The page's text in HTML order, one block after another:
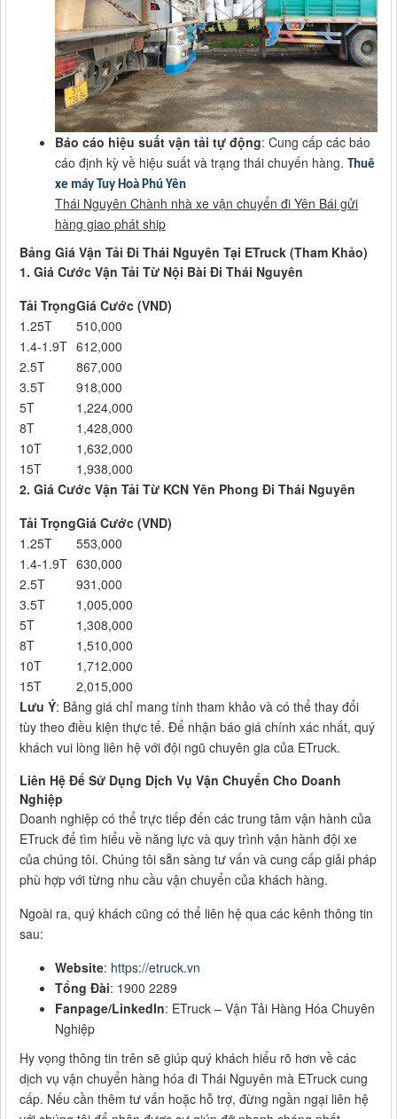
Báo cáo hiệu suất vận tải tự động: Cung cấp các báo
cáo định kỳ về hiệu suất và trạng thái chuyến hàng. Thuê
xe máy Tuy Hoà Phú Yên
Thái Nguyên Chành nhà xe vận chuyển đi Yên Bái gửi
hàng giao phát ship
Bảng Giá Vận Tải Đi Thái Nguyên Tại ETruck (Tham Khảo)
1. Giá Cước Vận Tải Từ Nội Bài Đi Thái Nguyên
Tải TrọngGiá Cước (VND)
1.25T
510,000
1.4-1.9T 612,000
2.5T
867,000
3.5T
918,000
5T
1,224,000
8T
1,428,000
10T
1,632,000
15T
1,938,000
2. Giá Cước Vận Tải Từ KCN Yên Phong Đi Thái Nguyên
Tải TrọngGiá Cước (VND)
1.25T
553,000
1.4-1.9T 630,000
2.5T
931,000
3.5T
1,005,000
5T
1,308,000
8T
1,510,000
10T
1,712,000
15T
2,015,000
Lưu Ý: Bảng giá chỉ mang tính tham khảo và có thể thay đổi
tùy theo điều kiện thực tế. Để nhận báo giá chính xác nhất, quý
khách vui lòng liên hệ với đội ngũ chuyên gia của ETruck.
Liên Hệ Để Sử Dụng Dịch Vụ Vận Chuyển Cho Doanh
Nghiệp
Doanh nghiệp có thể trực tiếp đến các trung tâm vận hành của
ETruck để tìm hiểu về năng lực và quy trình vận hành đội xe
của chúng tôi. Chúng tôi sẵn sàng tư vấn và cung cấp giải pháp
phù hợp với từng nhu cầu vận chuyển của khách hàng.
Ngoài ra, quý khách cũng có thể liên hệ qua các kênh thông tin
sau:
Website: https://etruck.vn
Tổng Đài: 1900 2289
Fanpage/LinkedIn: ETruck – Vận Tải Hàng Hóa Chuyên
Nghiệp
Hy vọng thông tin trên sẽ giúp quý khách hiểu rõ hơn về các
dịch vụ vận chuyển hàng hóa đi Thái Nguyên mà ETruck cung
cấp. Nếu cần thêm tư vấn hoặc hỗ trợ, đừng ngần ngại liên hệ